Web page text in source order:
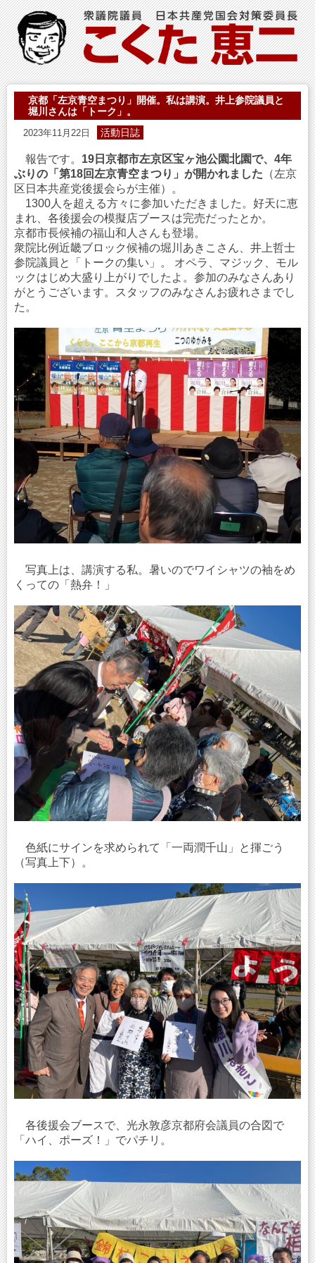
京都「左京青空まつり」開催。私は講演。井上参院議員と
堀川さんは「トーク」。
2023年11月22日 活動日誌
報告です。 19日京都市左京区宝ヶ池公園北園で、4年
ぶりの「第18回左京青空まつり」が開かれました （左京
区日本共産党後援会らが主催）。
1300人を超える方々に参加いただきました。好天に恵
まれ、各後援会の模擬店ブースは完売だったとか。
京都市長候補の福山和人さんも登場。
衆院比例近畿ブロック候補の堀川あきこさん、井上哲士
参院議員と「トークの集い」。 オペラ、マジック、モル
ックはじめ大盛り上がりでしたよ。参加のみなさんあり
がとうございます。スタッフのみなさんお疲れさまでし
た。
写真上は、講演する私。暑いのでワイシャツの袖をめ
くっての「熱弁！」
色紙にサインを求められて「一両潤千山」と揮ごう
（写真上下）。
各後援会ブースで、光永敦彦京都府会議員の合図で
「ハイ、ポーズ！」でパチリ。